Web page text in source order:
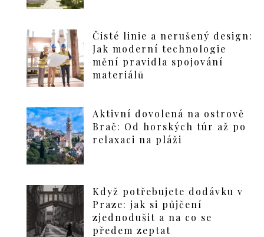
Čisté linie a nerušený design:
Jak moderní technologie
mění pravidla spojování
materiálů
Aktivní dovolená na ostrově
Brač: Od horských túr až po
relaxaci na pláži
Když potřebujete dodávku v
Praze: jak si půjčení
zjednodušit a na co se
předem zeptat